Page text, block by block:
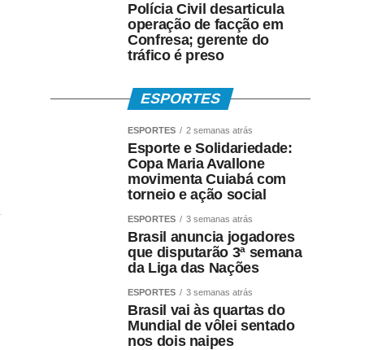
Polícia Civil desarticula
operação de facção em
Confresa; gerente do
tráfico é preso
ESPORTES
ESPORTES 2 semanas atrás
Esporte e Solidariedade:
Copa Maria Avallone
movimenta Cuiabá com
torneio e ação social
ESPORTES 3 semanas atrás
Brasil anuncia jogadores
que disputarão 3ª semana
da Liga das Nações
ESPORTES 3 semanas atrás
Brasil vai às quartas do
Mundial de vôlei sentado
nos dois naipes